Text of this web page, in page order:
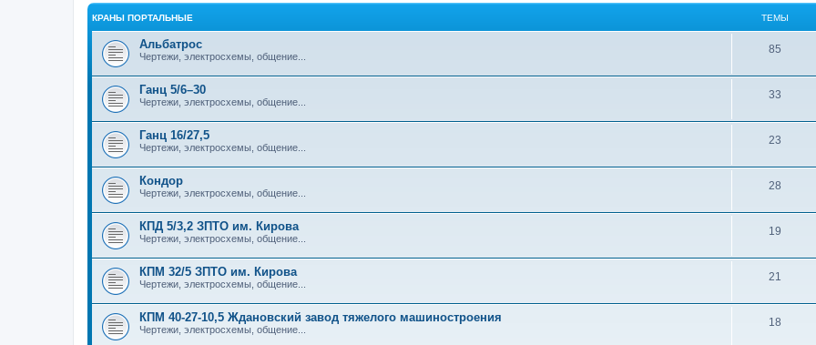
КРАНЫ ПОРТАЛЬНЫЕ ТЕМЫ
Альбатрос
Чертежи, электросхемы, общение...
85
Ганц 5/6–30
Чертежи, электросхемы, общение...
33
Ганц 16/27,5
Чертежи, электросхемы, общение...
23
Кондор
Чертежи, электросхемы, общение...
28
КПД 5/3,2 ЗПТО им. Кирова
Чертежи, электросхемы, общение...
19
КПМ 32/5 ЗПТО им. Кирова
Чертежи, электросхемы, общение...
21
КПМ 40-27-10,5 Ждановский завод тяжелого машиностроения
Чертежи, электросхемы, общение...
18